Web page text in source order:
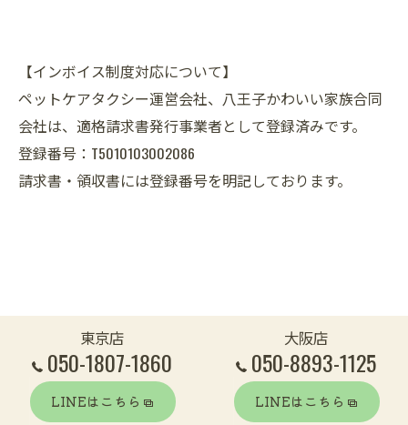
【インボイス制度対応について】
ペットケアタクシー運営会社、八王子かわいい家族合同
会社は、適格請求書発行事業者として登録済みです。
登録番号：T5010103002086
請求書・領収書には登録番号を明記しております。
東京店
050-1807-1860
LINEはこちら
大阪店
050-8893-1125
LINEはこちら